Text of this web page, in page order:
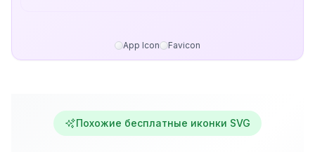
App Icon Favicon
Похожие бесплатные иконки SVG